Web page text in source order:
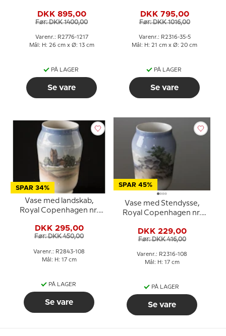
DKK 895,00
Før: DKK 1400,00
Varenr.: R2776-1217
Mål: H: 26 cm x Ø: 13 cm
PÅ LAGER
Se vare
DKK 795,00
Før: DKK 1016,00
Varenr.: R2316-35-5
Mål: H: 21 cm x Ø: 20 cm
PÅ LAGER
Se vare
SPAR 34%
Vase med landskab,
Royal Copenhagen nr.
DKK 295,00
Før: DKK 450,00
Varenr.: R2843-108
Mål: H: 17 cm
PÅ LAGER
Se vare
SPAR 45%
Vase med Stendysse,
Royal Copenhagen nr.
DKK 229,00
Før: DKK 416,00
Varenr.: R2316-108
Mål: H: 17 cm
PÅ LAGER
Se vare